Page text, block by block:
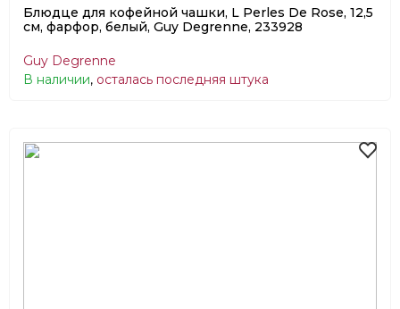
Блюдце для кофейной чашки, L Perles De Rose, 12,5
см, фарфор, белый, Guy Degrenne, 233928
Guy Degrenne
В наличии, осталась последняя штука